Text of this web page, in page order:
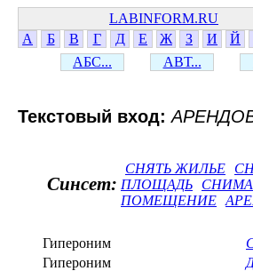
LABINFORM.RU
А
Б В Г Д Е Ж З И Й
АБС...
АВТ...
Текстовый вход:
Синсет:
СНЯТЬ ЖИЛЬЕ
ПЛОЩАДЬ
ПОМЕЩЕНИЕ
Гипероним
Гипероним